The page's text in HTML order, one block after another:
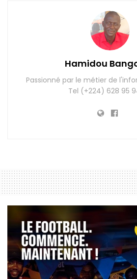
Hamidou
Passionné par le métier de
Tel (+224) 628 95